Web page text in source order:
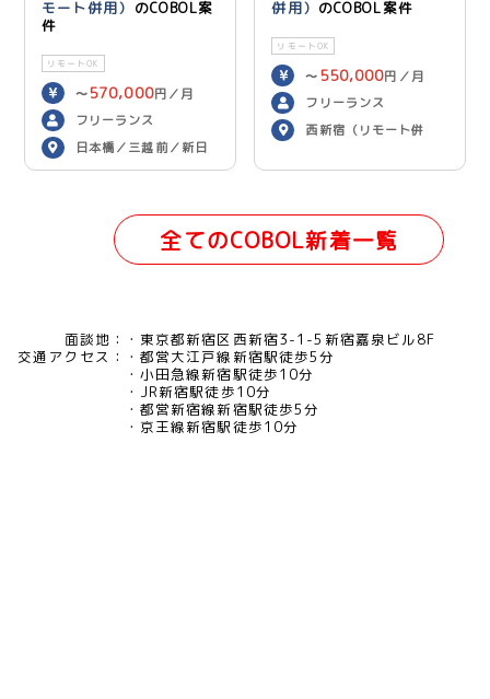
モート併用） のCOBOL案
件
リモートOK
〜 570,000円／月
フリーランス
日本橋／三越前／新日
本橋（リモート併用）
併用） のCOBOL案件
リモートOK
〜 550,000円／月
フリーランス
西新宿（リモート併
全てのCOBOL新着一覧
面談地：
東京都新宿区西新宿3-1-5新宿嘉泉ビル8F
交通アクセス：
都営大江戸線新宿駅徒歩5分
小田急線新宿駅徒歩10分
JR新宿駅徒歩10分
都営新宿線新宿駅徒歩5分
京王線新宿駅徒歩10分